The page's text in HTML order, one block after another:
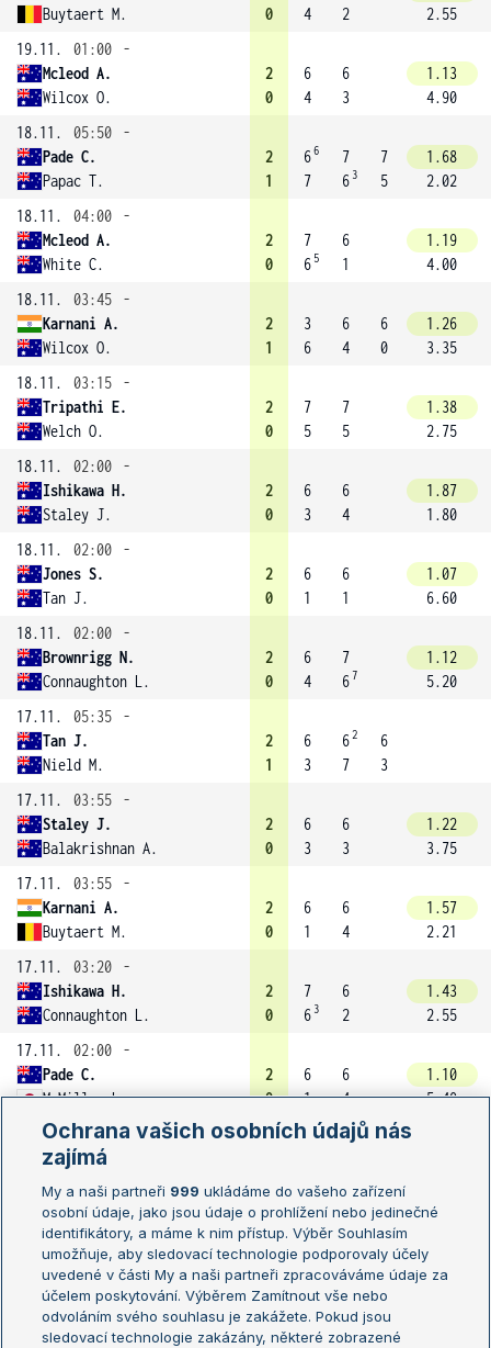
Buytaert M.
0
4
2
2.55
19.11.
01:00
-
Mcleod A.
Wilcox O.
2
0
6
4
6
3
1.13
4.90
18.11.
05:50
-
Pade C.
Papac T.
2
1
66
7
7
6 3
7
5
1.68
2.02
18.11.
04:00
-
Mcleod A.
White C.
2
0
7
6 5
6
1
1.19
4.00
18.11.
03:45
-
Karnani A.
Wilcox O.
2
1
3
6
6
4
6
0
1.26
3.35
18.11.
03:15
-
Tripathi E.
Welch O.
2
0
7
5
7
5
1.38
2.75
18.11.
02:00
-
Ishikawa H.
Staley J.
2
0
6
3
6
4
1.87
1.80
18.11.
02:00
-
Jones S.
Tan J.
2
0
6
1
6
1
1.07
6.60
18.11.
02:00
-
Brownrigg N.
Connaughton L.
2
0
6
4
7
67
1.12
5.20
17.11.
05:35
-
Tan J.
Nield M.
2
1
6
3
62
7
6
3
17.11.
03:55
-
Staley J.
Balakrishnan A.
2
0
6
3
6
3
1.22
3.75
17.11.
03:55
-
Karnani A.
Buytaert M.
2
0
6
1
6
4
1.57
2.21
17.11.
03:20
-
Ishikawa H.
Connaughton L.
2
0
7
6 3
6
2
1.43
2.55
17.11.
02:00
-
Pade C.
McMillan L.
2
0
6
1
6
4
1.10
5.40
17.11.
02:00 -
White C.
Wilcox O.
30.08. 03:10 -
Papac T.
Burton C.
2
0
6
3
6
1
30.08. 02:30 -
Jones S.
2
6
6
Ochrana vašich osobních údajů nás
zajímá
My a naši partneři 999 ukládáme do vašeho zařízení
osobní údaje, jako jsou údaje o prohlížení nebo jedinečné
identifikátory, a máme k nim přístup. Výběr Souhlasím
umožňuje, aby sledovací technologie podporovaly účely
uvedené v části My a naši partneři zpracováváme údaje za
účelem poskytování. Výběrem Zamítnout vše nebo
odvoláním svého souhlasu je zakážete. Pokud jsou
sledovací technologie zakázány, některé zobrazené